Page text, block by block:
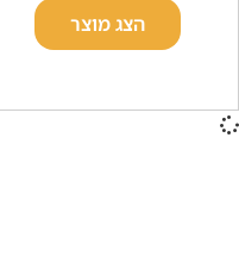
הצג מוצר